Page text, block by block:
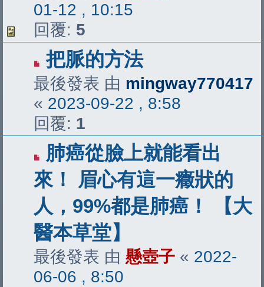
01-12 , 10:15
回覆: 5
把脈的方法
最後發表 由 mingway770417
« 2023-09-22 , 8:58
回覆: 1
肺癌從臉上就能看出
來！ 眉心有這一癥狀的
人，99%都是肺癌！ 【大
醫本草堂】
最後發表 由 懸壺子 « 2022-
06-06 , 8:50